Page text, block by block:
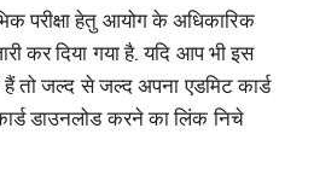
परीक्षा हेतु आयोग के अधिकारिक
कर दिया गया है. यदि आप भी इस
हैं तो जल्द से जल्द अपना एडमिट कार्ड
डाउनलोड करने का लिंक निचे